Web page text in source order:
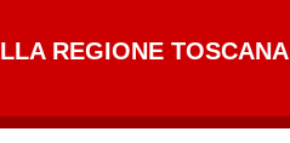
REGIONE TOSCANA